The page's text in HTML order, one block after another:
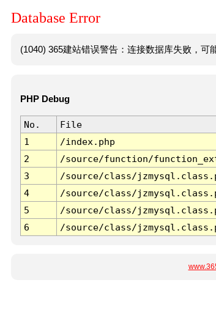
Database Error
(1040) 365建站错误警告：连接数据库失败，可
PHP Debug
No. File
1
/index.php
2
/source/function/
3
/source/class/
4
/source/class/
5
/source/class/
6
/source/class/